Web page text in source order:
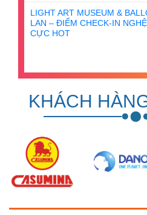
LIGHT ART MUSEUM &
LAN – ĐIỂM CHECK-IN
CỰC HOT
KHÁCH